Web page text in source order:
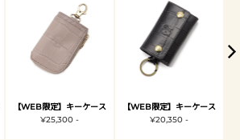
【WEB限定】キーケース
¥25,300 -
【WEB限定】キーケース
¥20,350 -